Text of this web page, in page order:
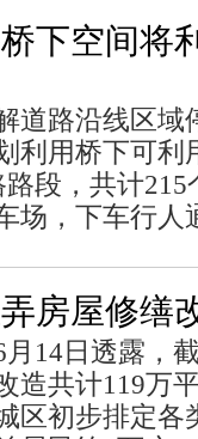
下空间将
道路沿线区
利用桥下可利
段，共计
场，下车行
弄房屋修缮
14日透露，
造共计119万
区初步排定各